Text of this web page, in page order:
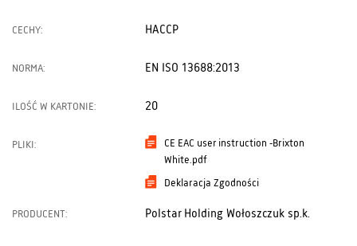
CECHY: HACCP
NORMA: EN ISO 13688:2013
ILOŚĆ W KARTONIE: 20
PLIKI:
CE EAC user instruction -Brixton
White.pdf
Deklaracja Zgodności
PRODUCENT: Polstar Holding Wołoszczuk sp.k.